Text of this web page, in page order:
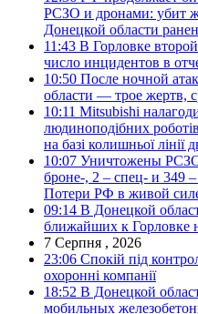
РСЗО и дронами: убит
Донецкой области
11:43 В Горловке
число инцидентов в
10:50 После ночной
области — трое жертв,
10:11 Mitsubishi
людиноподібних
на базі колишньої лінії
10:07 Уничтожены
броне-, 2 – спец- и 349
Потери РФ в живой
09:14 В Донецкой
ближайших к Горловке
7 Серпня , 2026
23:06 Спокій під
охоронні компанії
18:52 В Донецкой
мобильных